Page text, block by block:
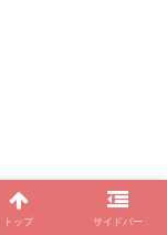
トップ サイドバー